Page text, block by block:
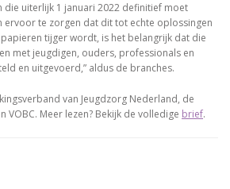
die uiterlijk 1 januari 2022 definitief moet
ervoor te zorgen dat dit tot echte oplossingen
tijger wordt, is het belangrijk dat die
met jeugdigen, ouders, professionals en
en uitgevoerd,” aldus de branches.
van Jeugdzorg Nederland, de
VOBC. Meer lezen? Bekijk de volledige brief.